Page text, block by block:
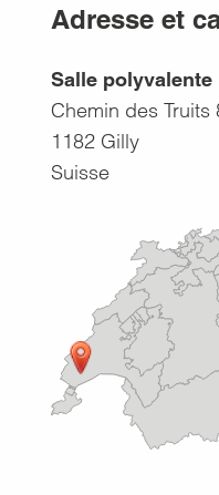
Adresse et
Salle
Chemin des Truits
1182 Gilly
Suisse